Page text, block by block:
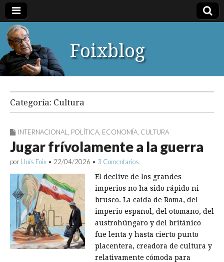
Foixblog
Categoría: Cultura
INTERNACIONAL POLÍTICA ECONOMÍA CULTURA
Jugar frívolamente a la guerra
por Lluís Foix • 22/04/2026 • 3 Comentarios
El declive de los grandes
imperios no ha sido rápido ni
brusco. La caída de Roma, del
imperio español, del otomano, del
austrohúngaro y del británico
fue lenta y hasta cierto punto
placentera, creadora de cultura y
relativamente cómoda para